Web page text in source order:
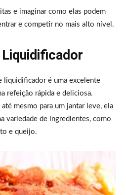
e imaginar como elas podem
e competir no mais alto nível.
liquidificador é uma excelente
refeição rápida e deliciosa.
mesmo para um jantar leve, ela
variedade de ingredientes, como
e queijo.